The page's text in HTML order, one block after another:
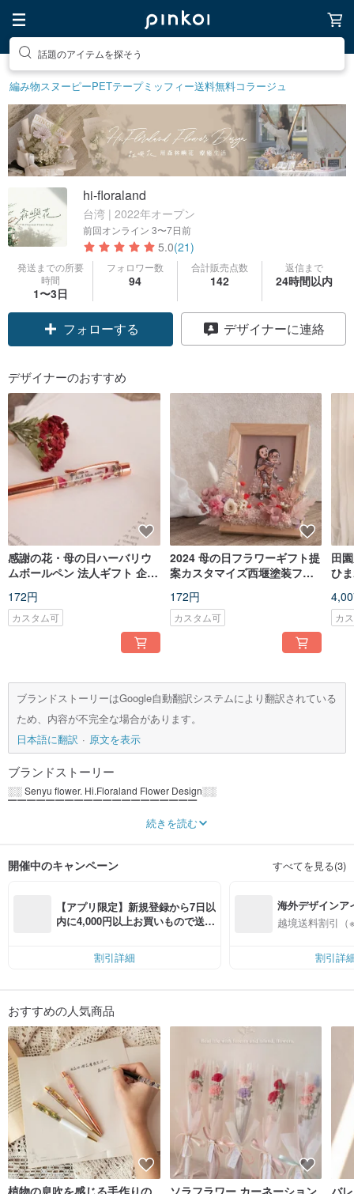
話題のアイテムを探そう
編み物スヌーピーPETテープミッフィー送料無料コラージュ
hi-floraland
台湾 | 2022年オープン
前回オンライン 3〜7日前
5.0(21)
発送までの所要
時間
1〜3日
フォロワー数
94
合計販売点数
142
返信まで
24時間以内
フォローする デザイナーに連絡
デザイナーのおすすめ
感謝の花・母の日ハーバリウ
ムボールペン 法人ギフト 企業
172円
カスタム可
2024 母の日フラワーギフト提
案カスタマイズ西堰塗装フラ
172円
カスタム可
田
ひ
カ
ブランドストーリーはGoogle自動翻訳システムにより翻訳されている
ため、内容が不完全な場合があります。
日本語に翻訳
原文を表示
ブランドストーリー
░░ Senyu flower. Hi.Floraland Flower Design░░
▔▔▔▔▔▔▔▔▔▔▔▔▔▔▔▔▔▔▔▔
You and I, who love the nature of Moriyama, will meet the flowers together.
░░ Facebook ▹ Senyuhua Hi.Floraland Flower Design
続きを読む
開催中のキャンペーン すべてを見る(3)
【アプリ限定】新規登録から7日以
内に4,000円以上お買いもので送料
割引詳細
海外デザインア
入
越境送料割引（
割引詳
おすすめの人気商品